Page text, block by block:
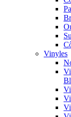
Vinyles